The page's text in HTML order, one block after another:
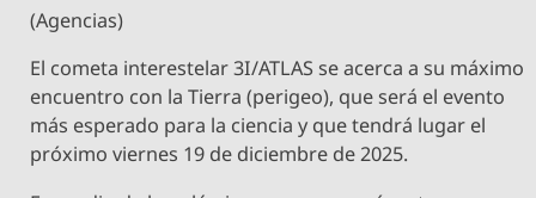
(Agencias)
El cometa interestelar 3I/ATLAS se acerca a su máximo
encuentro con la Tierra (perigeo), que será el evento
más esperado para la ciencia y que tendrá lugar el
próximo viernes 19 de diciembre de 2025.